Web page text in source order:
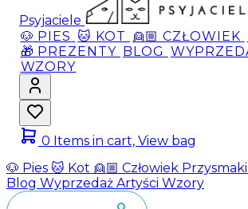
Psyjaciele
🐶 PIES 🐱 KOT 👱🏼 CZŁOWIEK
🎁 PREZENTY BLOG
WZORY
0 Items in cart, View bag
🐶 Pies 🐱 Kot 👱🏼 Człowiek Przysmaki
Blog Wyprzedaż Artyści Wzory